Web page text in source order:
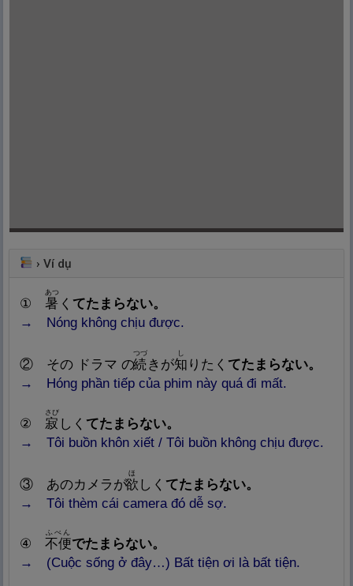
›Ví dụ
① 暑
あつ
く てたまらない。
→ Nóng không chịu được.
② その ドラマ の続
つづ
きが知
し
りたく てたまらない。
→ Hóng phần tiếp của phim này quá đi mất.
② 寂
さび
しく てたまらない。
→ Tôi buồn khôn xiết / Tôi buồn không chịu được.
③ あのカメラが欲
ほ
しく てたまらない。
→ Tôi thèm cái camera đó dễ sợ.
④ 不便
ふべん
でたまらない。
→ (Cuộc sống ở đây…) Bất tiện ơi là bất tiện.